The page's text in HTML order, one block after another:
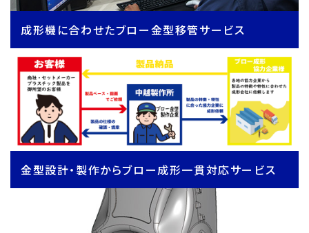
成形機に合わせたブロー金型移管サービス
金型設計・製作からブロー成形一貫対応サービス